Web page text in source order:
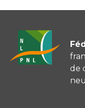
de